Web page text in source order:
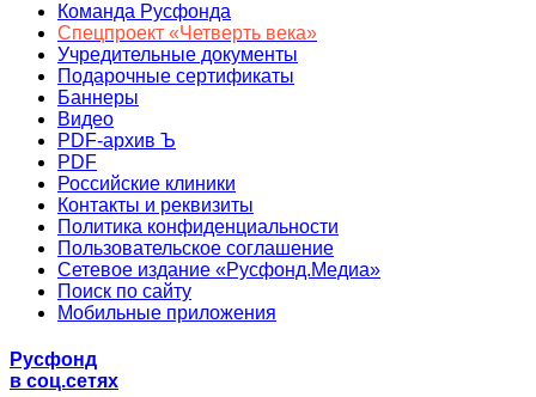
Команда Русфонда
Спецпроект «Четверть века»
Учредительные документы
Подарочные сертификаты
Баннеры
Видео
PDF-архив Ъ
PDF
Российские клиники
Контакты и реквизиты
Политика конфиденциальности
Пользовательское соглашение
Сетевое издание «Русфонд.Медиа»
Поиск по сайту
Мобильные приложения
Русфонд
в соц.сетях